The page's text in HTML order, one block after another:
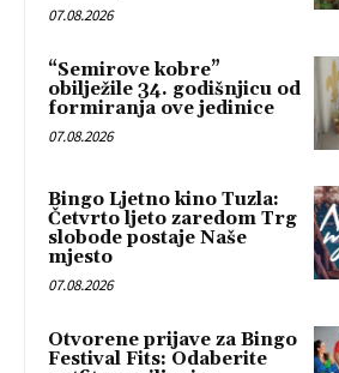
07.08.2026
“Semirove kobre”
obilježile 34. godišnjicu od
formiranja ove jedinice
07.08.2026
Bingo Ljetno kino Tuzla:
Četvrto ljeto zaredom Trg
slobode postaje Naše
mjesto
07.08.2026
Otvorene prijave za Bingo
Festival Fits: Odaberite